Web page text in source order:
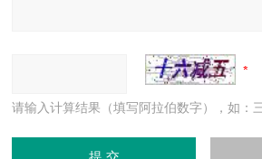
请输入计算结果（填写阿拉伯数字），如：